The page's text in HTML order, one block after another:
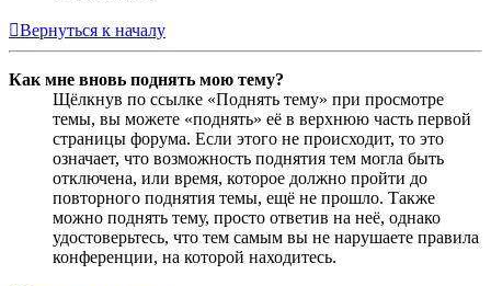
Вернуться к началу
Как мне вновь поднять мою тему?
Щёлкнув по ссылке «Поднять тему» при просмотре
темы, вы можете «поднять» её в верхнюю часть первой
страницы форума. Если этого не происходит, то это
означает, что возможность поднятия тем могла быть
отключена, или время, которое должно пройти до
повторного поднятия темы, ещё не прошло. Также
можно поднять тему, просто ответив на неё, однако
удостоверьтесь, что тем самым вы не нарушаете правила
конференции, на которой находитесь.